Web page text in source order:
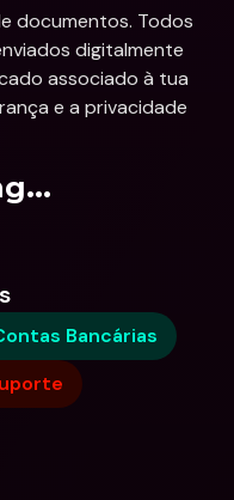
documentos. Todos
digitalmente
associado à tua
e a privacidade
Bancárias